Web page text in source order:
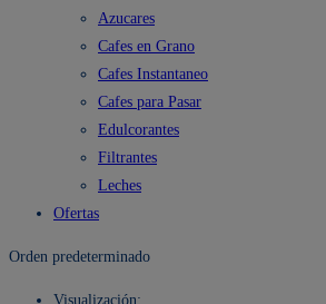
Azucares
Cafes en Grano
Cafes Instantaneo
Cafes para Pasar
Edulcorantes
Filtrantes
Leches
Ofertas
Orden predeterminado
Visualización: